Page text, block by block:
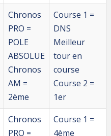
Chronos
PRO =
POLE
ABSOLUE
Chronos
AM =
2ème
Course 1 =
DNS
Meilleur
tour en
course
Course 2 =
1er
Chronos
PRO =
Course 1 =
4ème